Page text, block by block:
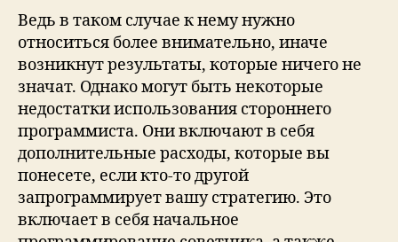
Ведь в таком случае к нему нужно
относиться более внимательно, иначе
возникнут результаты, которые ничего не
значат. Однако могут быть некоторые
недостатки использования стороннего
программиста. Они включают в себя
дополнительные расходы, которые вы
понесете, если кто-то другой
запрограммирует вашу стратегию. Это
включает в себя начальное